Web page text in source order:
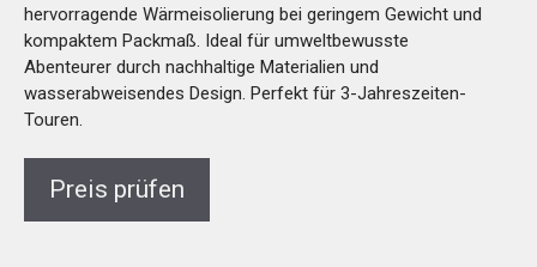
hervorragende Wärmeisolierung bei geringem Gewicht und
kompaktem Packmaß. Ideal für umweltbewusste
Abenteurer durch nachhaltige Materialien und
wasserabweisendes Design. Perfekt für 3-Jahreszeiten-
Touren.
Preis prüfen